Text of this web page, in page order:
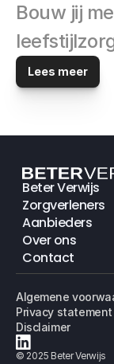
Bouw jij
Lees meer
Beter Verwijs
Zorgverleners
Aanbieders
Over ons
Contact
Algemene
Privacy statement
Disclaimer
© 2025 Beter Verwijs